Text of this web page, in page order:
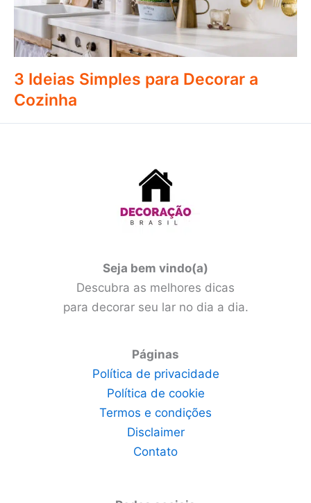
3 Ideias Simples para Decorar a
Cozinha
Seja bem vindo(a)
Descubra as melhores dicas
para decorar seu lar no dia a dia.
Páginas
Política de privacidade
Política de cookie
Termos e condições
Disclaimer
Contato